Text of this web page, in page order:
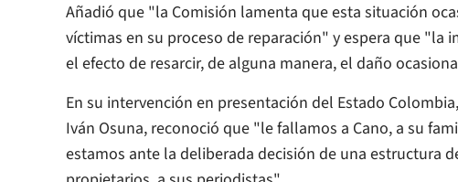
Añadió que "la Comisión lamenta que esta situación
víctimas en su proceso de reparación" y espera que
el efecto de resarcir, de alguna manera, el daño
En su intervención en presentación del Estado
Iván Osuna, reconoció que "le fallamos a Cano, a su
estamos ante la deliberada decisión de una estructura